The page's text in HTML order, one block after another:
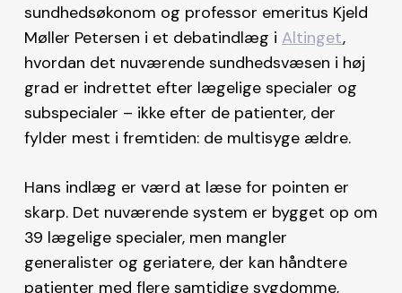
sundhedsøkonom og professor emeritus Kjeld
Møller Petersen i et debatindlæg i Altinget,
hvordan det nuværende sundhedsvæsen i høj
grad er indrettet efter lægelige specialer og
subspecialer – ikke efter de patienter, der
fylder mest i fremtiden: de multisyge ældre.
Hans indlæg er værd at læse for pointen er
skarp. Det nuværende system er bygget op om
39 lægelige specialer, men mangler
generalister og geriatere, der kan håndtere
patienter med flere samtidige sygdomme,